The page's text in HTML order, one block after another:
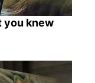
you knew